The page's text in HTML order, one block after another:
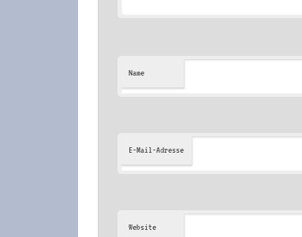
Name
E-Mail-Adresse
Website